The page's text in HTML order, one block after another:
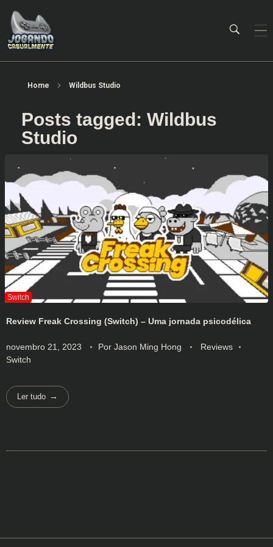
Home Wildbus Studio
Posts tagged: Wildbus
Studio
Review Freak Crossing (Switch) – Uma jornada psicodélica
novembro 21, 2023 Por Jason Ming Hong
Reviews
Switch
Ler tudo